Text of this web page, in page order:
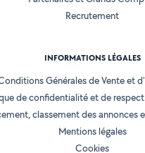
Recrutement
INFORMATIONS LÉGALES
Générales de Vente et
de confidentialité et de
classement des annonces
Mentions légales
Cookies